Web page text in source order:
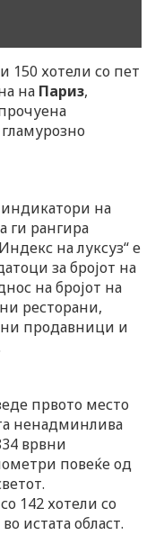
150 хотели со пет
на Париз,
на
ги рангира
на луксуз“ е
за бројот на
на бројот на
ресторани,
продавници и
првото место
ненадминлива
врвни
повеќе од
142 хотели со
истата област.